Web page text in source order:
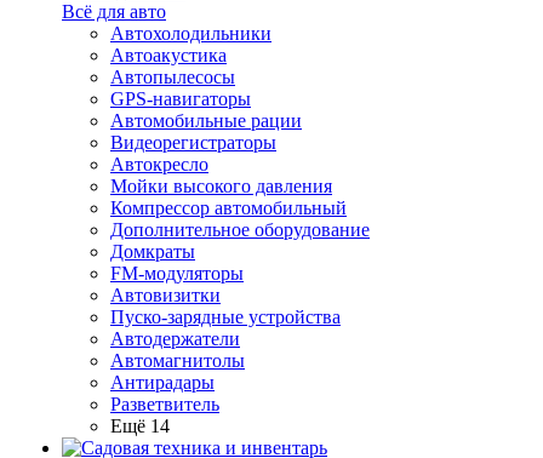
Всё для авто
Автохолодильники
Автоакустика
Автопылесосы
GPS-навигаторы
Автомобильные рации
Видеорегистраторы
Автокресло
Мойки высокого давления
Компрессор автомобильный
Дополнительное оборудование
Домкраты
FM-модуляторы
Автовизитки
Пуско-зарядные устройства
Автодержатели
Автомагнитолы
Антирадары
Разветвитель
Ещё 14